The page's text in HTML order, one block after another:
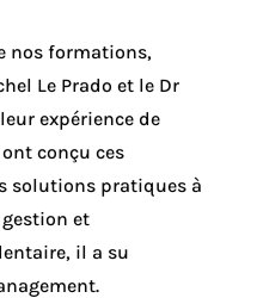
nos formations,
Le Prado et le Dr
expérience de
conçu ces
solutions pratiques à
gestion et
il a su